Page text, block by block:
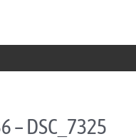
– DSC_7325